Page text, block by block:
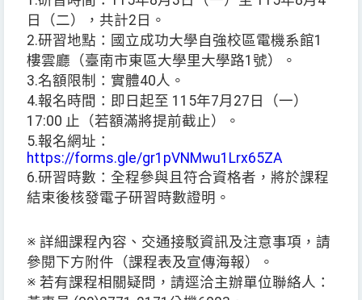
日（二），共計2日。
2.研習地點：國立成功大學自強校區電機系館1
樓雲廳（臺南市東區大學里大學路1號）。
3.名額限制：實體40人。
4.報名時間：即日起至 115年7月27日（一）
17:00 止（若額滿將提前截止）。
5.報名網址：
https://forms.gle/gr1pVNMwu1Lrx65ZA
6.研習時數：全程參與且符合資格者，將於課程
結束後核發電子研習時數證明。
※ 詳細課程內容、交通接駁資訊及注意事項，請
參閱下方附件（課程表及宣傳海報）。
※ 若有課程相關疑問，請逕洽主辦單位聯絡人：